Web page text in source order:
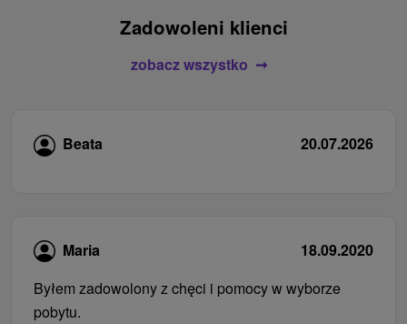
Zadowoleni klienci
zobacz wszystko
Beata 20.07.2026
Maria
18.09.2020
Byłem zadowolony z chęci i pomocy w wyborze
pobytu.